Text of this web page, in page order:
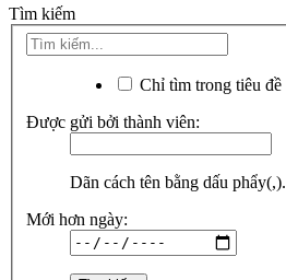
Tìm kiếm
Chỉ tìm trong tiêu đề
Được gửi bởi thành viên:
Dãn cách tên bằng dấu phẩy(,).
Mới hơn ngày: